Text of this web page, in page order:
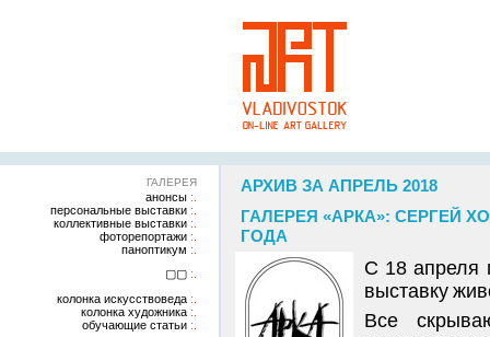
ГАЛЕРЕЯ
анонсы
персональные выставки
коллективные выставки
фоторепортажи
паноптикум
▢▢
колонка искусствоведа
колонка художника
обучающие статьи
АРХИВ ЗА АПРЕЛЬ 2018
ГАЛЕРЕЯ «АРКА»: СЕРГЕЙ
ГОДА
С 18 апреля
выставку
Все